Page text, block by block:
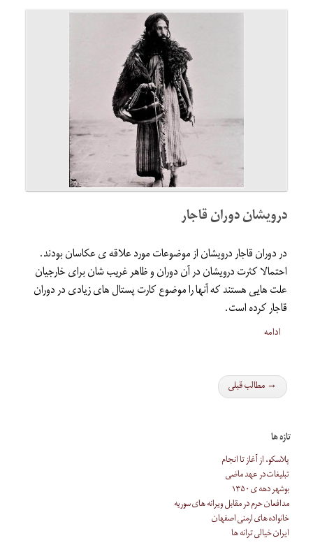
درویشان دوران قاجار
در دوران قاجار درویشان از موضوعات مورد علاقه ی عکاسان بودند.
احتمالا کثرت درویشان در آن دوران و ظاهر غریب شان برای خارجیان
علت هایی هستند که آنها را موضوع کارت پستال های زیادی در دوران
قاجار کرده است.
ادامه
→ مطالب قبلی
تازه ها
پلاسکو، از آغاز تا انجام
تبلیغات در عهد ماضی
بوشهر دهه ی ۱۳۵۰
مدافعان حرم در مقابل ویرانه های سوریه
خانواده های ارمنی اصفهان
ایران خیالی ترانه ها